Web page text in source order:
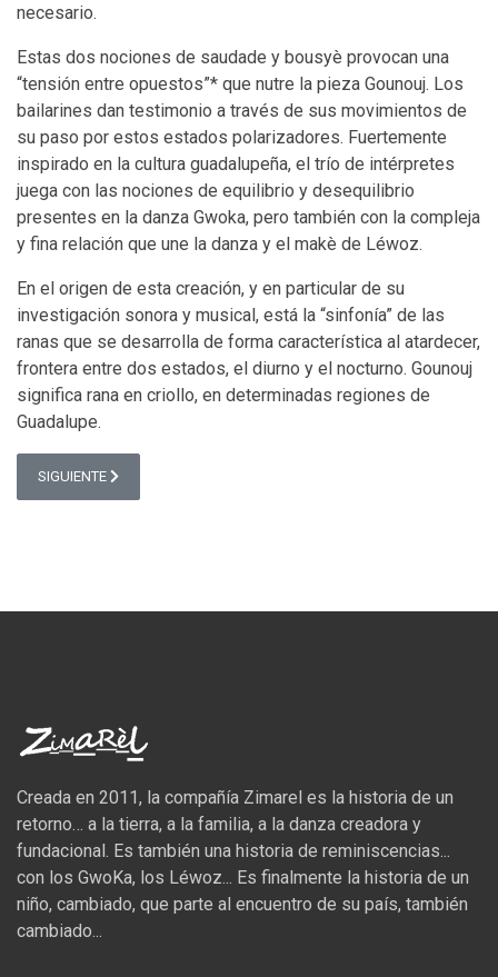
necesario.
Estas dos nociones de saudade y bousyè provocan una
“tensión entre opuestos”* que nutre la pieza Gounouj. Los
bailarines dan testimonio a través de sus movimientos de
su paso por estos estados polarizadores. Fuertemente
inspirado en la cultura guadalupeña, el trío de intérpretes
juega con las nociones de equilibrio y desequilibrio
presentes en la danza Gwoka, pero también con la compleja
y fina relación que une la danza y el makè de Léwoz.
En el origen de esta creación, y en particular de su
investigación sonora y musical, está la “sinfonía” de las
ranas que se desarrolla de forma característica al atardecer,
frontera entre dos estados, el diurno y el nocturno. Gounouj
significa rana en criollo, en determinadas regiones de
Guadalupe.
ARTÍCULO SIGUIENTE: GOUNOUJ (2025)
SIGUIENTE
Creada en 2011, la compañía Zimarel es la historia de un
retorno… a la tierra, a la familia, a la danza creadora y
fundacional. Es también una historia de reminiscencias...
con los GwoKa, los Léwoz... Es finalmente la historia de un
niño, cambiado, que parte al encuentro de su país, también
cambiado...